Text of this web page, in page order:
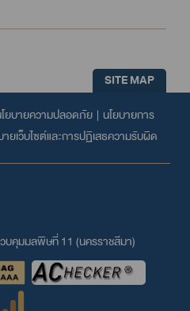
SITE MAP
ยบายความปลอดภัย| นโยบายการ
ายเว็บไซต์และการปฏิเสธความรับผิด
บคุมมลพิษที่ 11 (นครราชสีมา)